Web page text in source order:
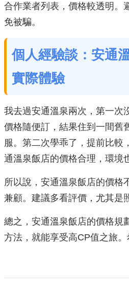
合作業者列表，價格較透明。
免被騙。
個人經驗談：安通
實際體驗
我去過安通溫泉兩次，第一次
價格隨便訂，結果住到一間舊
服。第二次學乖了，提前比較
通溫泉飯店的價格合理，環境
所以說，安通溫泉飯店的價格
兼顧。建議多看評價，尤其是
總之，安通溫泉飯店的價格規
方法，就能享受高CP值之旅。